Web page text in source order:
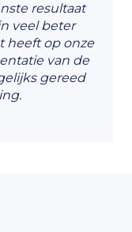
resultaat
veel beter
heeft op onze
van de
gereed